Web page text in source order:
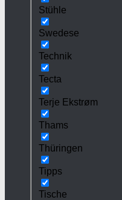
Stühle
Swedese
Technik
Tecta
Terje Ekstrøm
Thams
Thüringen
Tipps
Tische